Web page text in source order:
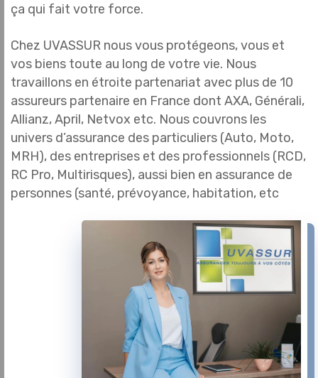
ça qui fait votre force.
Chez UVASSUR nous vous protégeons, vous et
vos biens toute au long de votre vie. Nous
travaillons en étroite partenariat avec plus de 10
assureurs partenaire en France dont AXA, Générali,
Allianz, April, Netvox etc. Nous couvrons les
univers d’assurance des particuliers (Auto, Moto,
MRH), des entreprises et des professionnels (RCD,
RC Pro, Multirisques), aussi bien en assurance de
personnes (santé, prévoyance, habitation, etc